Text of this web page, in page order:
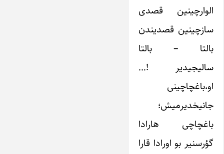
الوارچینین قصدی
سازچینین قصدیندن
بالتا – بالتا
سالیجیدیر !…
او،باغچاچینی
جانیخدیرمیش؛
باغچاچی هارادا
گؤرسنیر بو اورادا قارا